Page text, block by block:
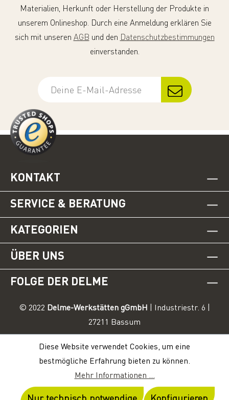
Materialien, Herkunft oder Herstellung der Produkte in
unserem Onlineshop. Durch eine Anmeldung erklären Sie
sich mit unseren AGB und den Datenschutzbestimmungen
einverstanden.
KONTAKT
SERVICE & BERATUNG
KATEGORIEN
ÜBER UNS
FOLGE DER DELME
© 2022 Delme-Werkstätten gGmbH | Industriestr. 6 |
27211 Bassum
Diese Website verwendet Cookies, um eine
bestmögliche Erfahrung bieten zu können.
Mehr Informationen ...